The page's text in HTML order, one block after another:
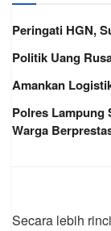
Peringati HGN,
Politik Uang
Amankan
Polres Lampung
Warga
Secara lebih